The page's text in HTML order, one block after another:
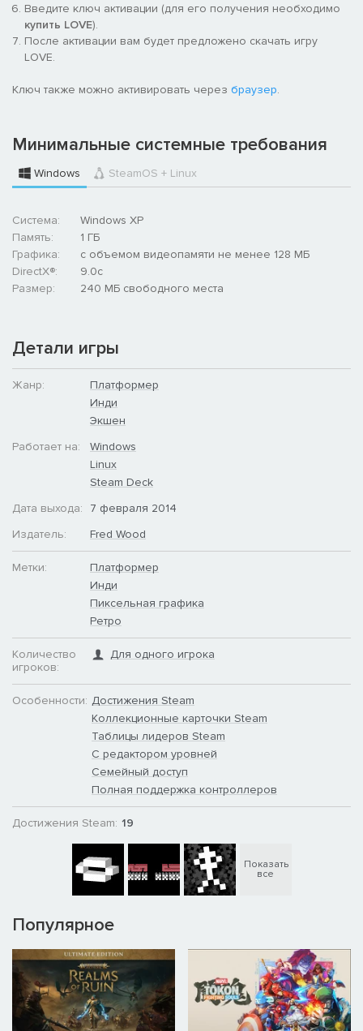
Введите ключ активации (для его получения необходимо
купить LOVE).
После активации вам будет предложено скачать игру
LOVE.
Ключ также можно активировать через браузер.
Минимальные системные требования
Windows SteamOS + Linux
Система:
Windows XP
Память:
1 ГБ
Графика:
с объемом видеопамяти не менее 128 МБ
DirectX®:
9.0c
Размер:
240 MБ свободного места
Детали игры
Жанр:
Платформер
Инди
Экшен
Работает на:
Windows
Linux
Steam Deck
Дата выхода:
7 февраля 2014
Издатель:
Fred Wood
Метки:
Платформер
Инди
Пиксельная графика
Ретро
Количество
игроков:
Для одного игрока
Особенности: Достижения Steam
Коллекционные карточки Steam
Таблицы лидеров Steam
С редактором уровней
Семейный доступ
Полная поддержка контроллеров
Достижения Steam: 19
Показать
все
Популярное